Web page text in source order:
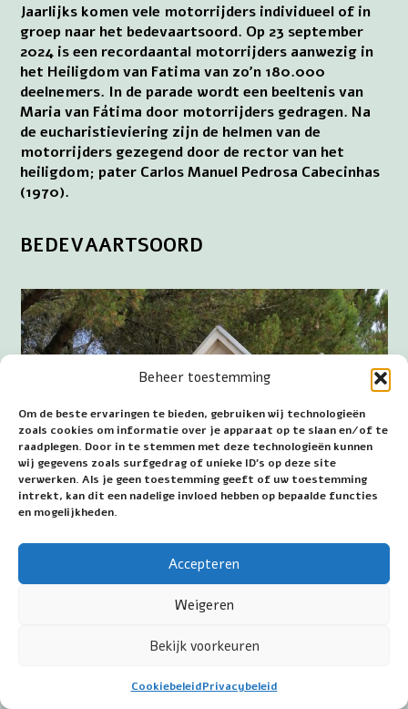
Beheer toestemming
Om de beste ervaringen te bieden, gebruiken wij technologieën
zoals cookies om informatie over je apparaat op te slaan en/of te
raadplegen. Door in te stemmen met deze technologieën kunnen
wij gegevens zoals surfgedrag of unieke ID's op deze site
verwerken. Als je geen toestemming geeft of uw toestemming
intrekt, kan dit een nadelige invloed hebben op bepaalde functies
en mogelijkheden.
Accepteren
Weigeren
Bekijk voorkeuren
CookiebeleidPrivacybeleid
Jaarlijks komen vele motorrijders individueel of in
groep naar het bedevaartsoord. Op 23 september
2024 is een recordaantal motorrijders aanwezig in
het Heiligdom van Fatima van zo’n 180.000
deelnemers. In de parade wordt een beeltenis van
Maria van Fátima door motorrijders gedragen. Na
de eucharistieviering zijn de helmen van de
motorrijders gezegend door de rector van het
heiligdom; pater Carlos Manuel Pedrosa Cabecinhas
(1970).
BEDEVAARTSOORD